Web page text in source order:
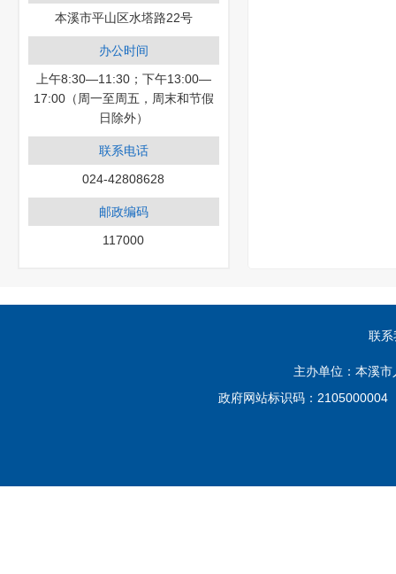
本溪市平山区水塔路22号
办公时间
上午8:30—11:30；下午13:00—
17:00（周一至周五，周末和节假
日除外）
联系电话
024-42808628
邮政编码
117000
联系
主办单位：本溪
政府网站标识码：